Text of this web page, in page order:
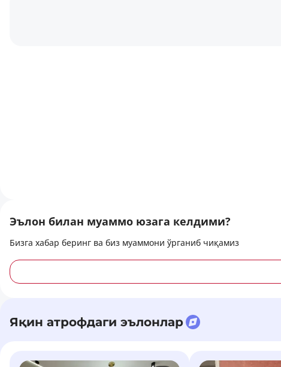
Эълон билан муаммо юзага келдими?
Бизга хабар беринг ва биз муаммони ўрганиб чиқамиз
Яқин атрофдаги эълонлар